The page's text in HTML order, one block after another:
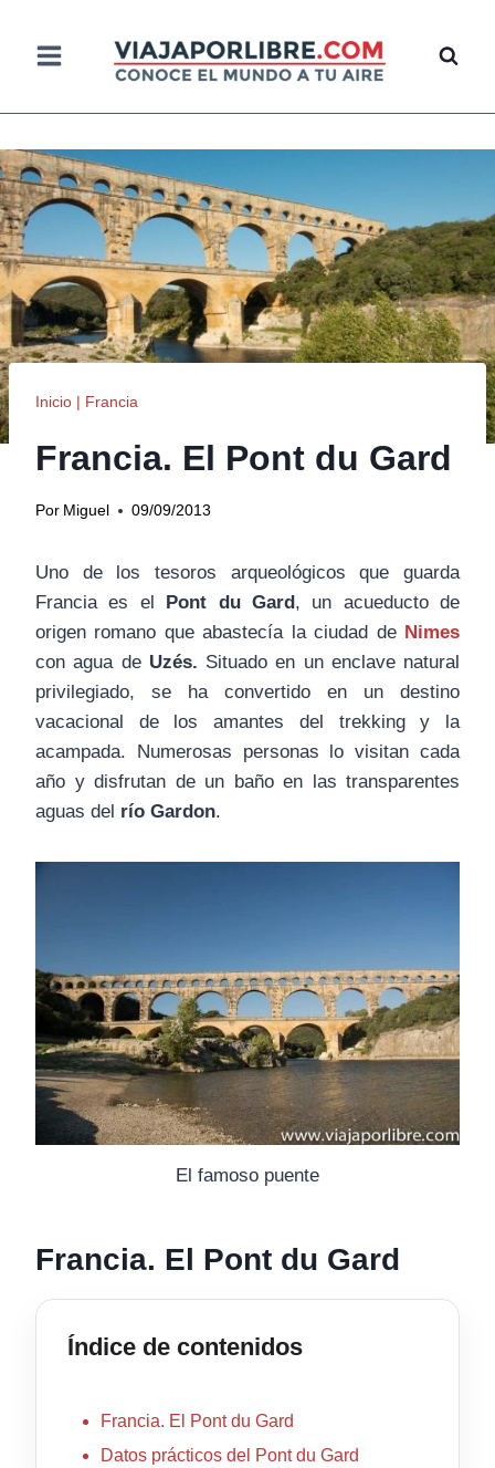
contenido
Inicio | Francia
Francia. El Pont du Gard
Por Miguel 09/09/2013
Uno de los tesoros arqueológicos que guarda
Francia es el
Pont du Gard , un acueducto de
origen romano que abastecía la ciudad de Nimes
con agua deUzés. Situado en un enclave natural
privilegiado, se ha convertido en un destino
vacacional de los amantes del trekking y la
acampada. Numerosas personas lo visitan cada
año y disfrutan de un baño en las transparentes
aguas del río Gardon.
El famoso puente
Francia. El Pont du Gard
Índice de contenidos
Francia. El Pont du Gard
Datos prácticos del Pont du Gard